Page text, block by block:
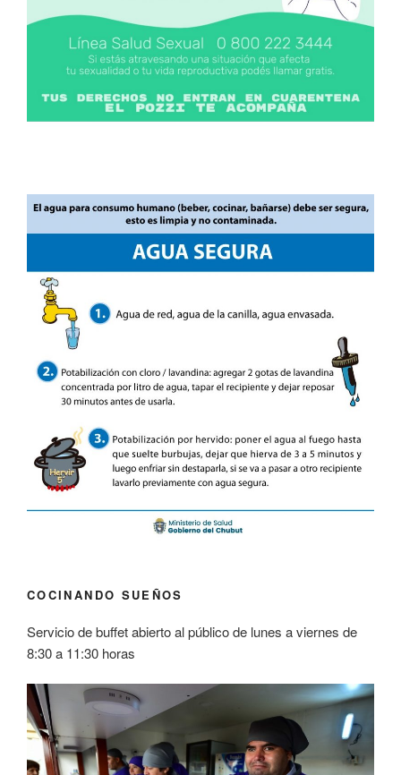
COCINANDO SUEÑOS
Servicio de buffet abierto al público de lunes a viernes de
8:30 a 11:30 horas